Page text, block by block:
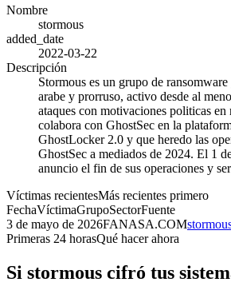
Nombre
stormous
added_date
2022-03-22
Descripción
Stormous es un grupo de
arabe y prorruso, activo desde al
ataques con motivaciones politicas en
colabora con GhostSec en la
GhostLocker 2.0 y que heredo las
GhostSec a mediados de 2024. El 1
anuncio el fin de sus operaciones y
Víctimas recientesMás recientes primero
FechaVíctimaGrupoSectorFuente
3 de mayo de 2026FANASA.COM
Primeras 24 horasQué hacer ahora
Si stormous cifró tus